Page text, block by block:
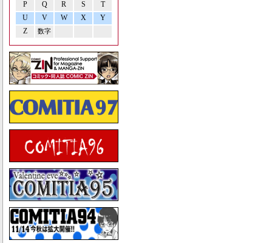
P Q R S
T
U
V W X
Y
Z
数字